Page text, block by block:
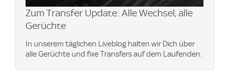
Zum Transfer Update: Alle Wechsel, alle
Gerüchte
In unserem täglichen Liveblog halten wir Dich über
alle Gerüchte und fixe Transfers auf dem Laufenden.